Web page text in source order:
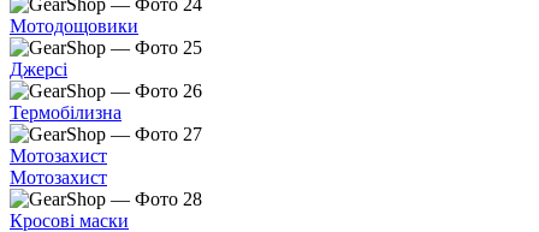
Мотодощовики
Джерсі
Термобілизна
Мотозахист
Мотозахист
Кросові маски